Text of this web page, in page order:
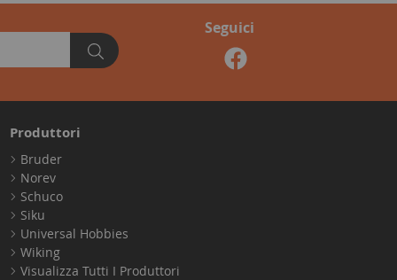
Seguici
Produttori
Bruder
Norev
Schuco
Siku
Universal Hobbies
Wiking
Visualizza Tutti I Produttori